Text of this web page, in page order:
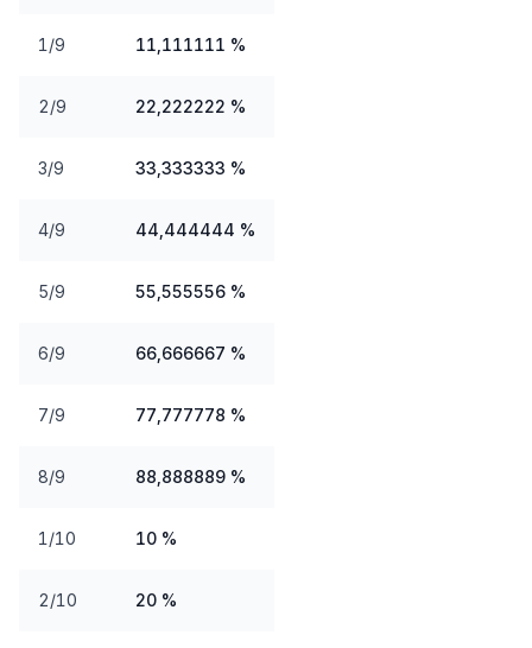
1/9 11,111111 %
2/9 22,222222 %
3/9 33,333333 %
4/9 44,444444 %
5/9 55,555556 %
6/9 66,666667 %
7/9 77,777778 %
8/9 88,888889 %
1/10 10 %
2/10 20 %